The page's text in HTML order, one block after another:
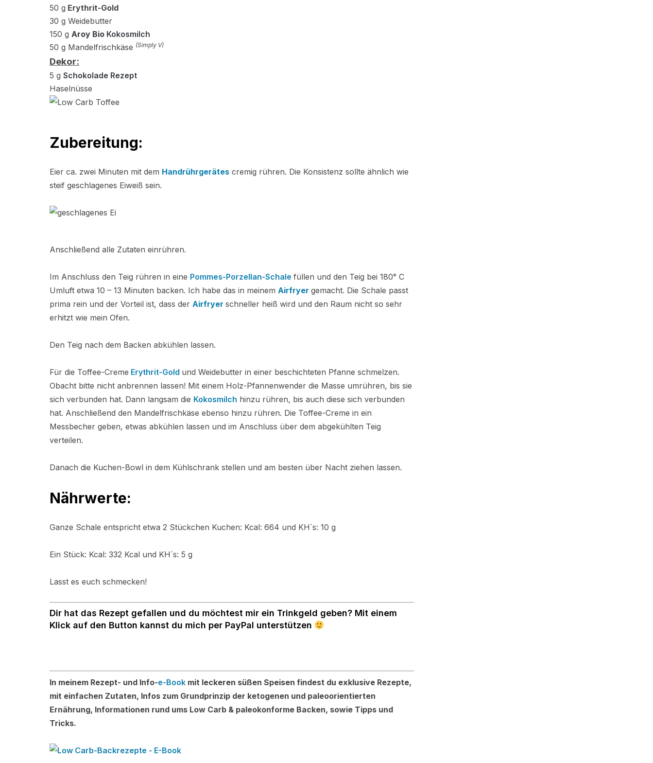
50 g Erythrit-Gold
30 g Weidebutter
150 g Aroy Bio Kokosmilch
50 g Mandelfrischkäse (Simply V)
Dekor:
5 g Schokolade Rezept
Haselnüsse
Zubereitung:
Eier ca. zwei Minuten mit dem Handrührgerätes cremig rühren. Die Konsistenz sollte ähnlich wie
steif geschlagenes Eiweiß sein.
Anschließend alle Zutaten einrühren.
Im Anschluss den Teig rühren in eine Pommes-Porzellan-Schale füllen und den Teig bei 180° C
Umluft etwa 10 – 13 Minuten backen. Ich habe das in meinem Airfryer gemacht. Die Schale passt
prima rein und der Vorteil ist, dass der Airfryer schneller heiß wird und den Raum nicht so sehr
erhitzt wie mein Ofen.
Den Teig nach dem Backen abkühlen lassen.
Für die Toffee-Creme Erythrit-Gold und Weidebutter in einer beschichteten Pfanne schmelzen.
Obacht bitte nicht anbrennen lassen! Mit einem Holz-Pfannenwender die Masse umrühren, bis sie
sich verbunden hat. Dann langsam die Kokosmilch hinzu rühren, bis auch diese sich verbunden
hat. Anschließend den Mandelfrischkäse ebenso hinzu rühren. Die Toffee-Creme in ein
Messbecher geben, etwas abkühlen lassen und im Anschluss über dem abgekühlten Teig
verteilen.
Danach die Kuchen-Bowl in dem Kühlschrank stellen und am besten über Nacht ziehen lassen.
Nährwerte:
Ganze Schale entspricht etwa 2 Stückchen Kuchen: Kcal: 664 und KH´s: 10 g
Ein Stück: Kcal: 332 Kcal und KH´s: 5 g
Lasst es euch schmecken!
Dir hat das Rezept gefallen und du möchtest mir ein Trinkgeld geben? Mit einem
Klick auf den Button kannst du mich per PayPal unterstützen
In meinem Rezept- und Info-e-Book mit leckeren süßen Speisen findest du exklusive Rezepte,
mit einfachen Zutaten, Infos zum Grundprinzip der ketogenen und paleoorientierten
Ernährung, Informationen rund ums Low Carb & paleokonforme Backen, sowie Tipps und
Tricks.